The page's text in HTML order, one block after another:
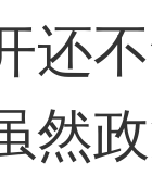
还
然